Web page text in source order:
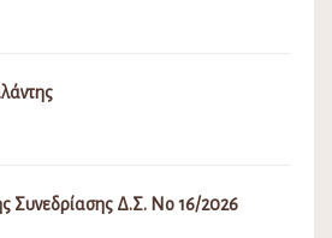
Συνεδρίασης Δ.Σ. Νο 16/2026